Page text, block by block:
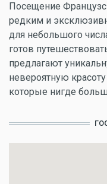
Посещение
редким и
для небольшого
готов
предлагают
невероятную
которые нигде